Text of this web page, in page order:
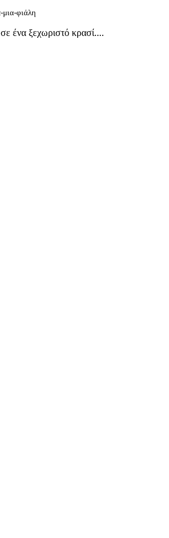
φιάλη
ένα ξεχωριστό κρασί....